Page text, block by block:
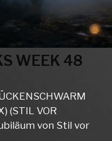
WEEK 48
(STIL VOR
von Stil vor